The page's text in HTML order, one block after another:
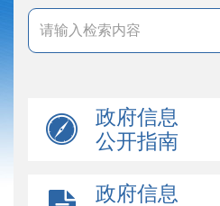
政府信息
公开指南
政府信息